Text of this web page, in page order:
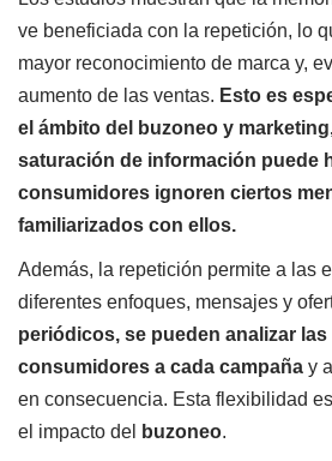
ve beneficiada con la repetición, lo
mayor reconocimiento de marca y,
aumento de las ventas. Esto es
el ámbito del buzoneo y
saturación de información puede
consumidores ignoren ciertos
familiarizados con ellos.
Además, la repetición permite a las
diferentes enfoques, mensajes y
periódicos, se pueden analizar
consumidores a cada campaña y
en consecuencia. Esta flexibilidad
el impacto del
buzoneo.